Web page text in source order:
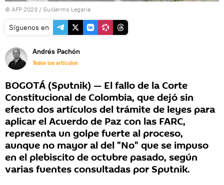
© AFP 2023 / Guillermo Legaria
Síguenos en
Andrés Pachón
Todos los artículos
BOGOTÁ (Sputnik) — El fallo de la Corte
Constitucional de Colombia, que dejó sin
efecto dos artículos del trámite de leyes para
aplicar el Acuerdo de Paz con las FARC,
representa un golpe fuerte al proceso,
aunque no mayor al del "No" que se impuso
en el plebiscito de octubre pasado, según
varias fuentes consultadas por Sputnik.